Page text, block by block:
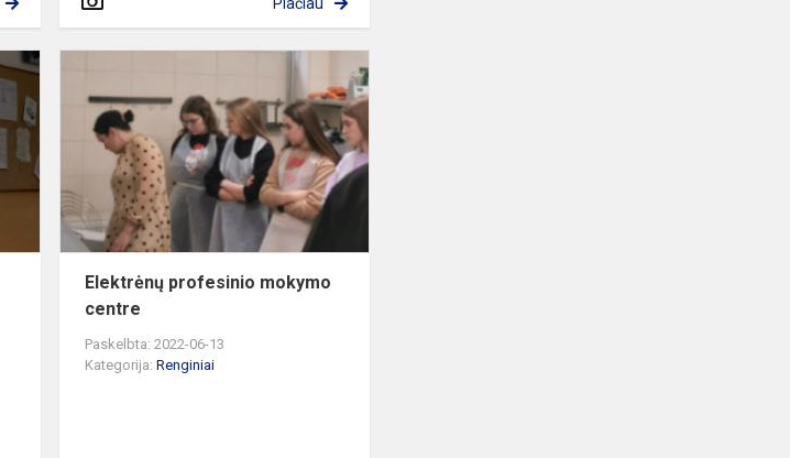
Karjeros
gimnazijoje
profesinio
centre
Elektrėnų profesinio mokymo
centre
Paskelbta: 2022-06-13
Kategorija:Renginiai